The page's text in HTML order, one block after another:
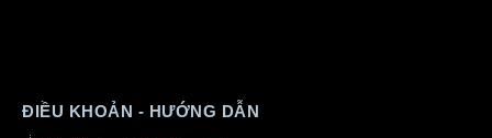
ĐIỀU KHOẢN - HƯỚNG DẪN